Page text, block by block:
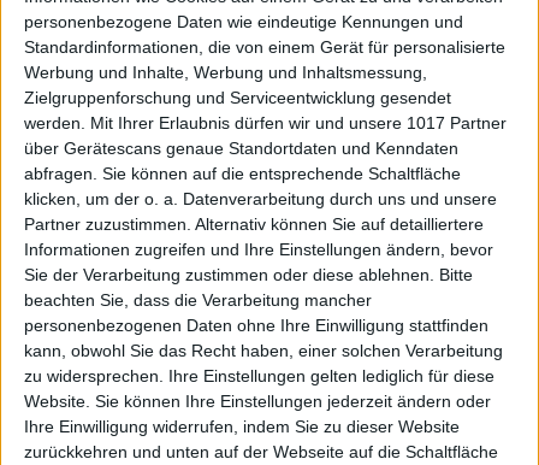
personenbezogene Daten wie eindeutige Kennungen und
Standardinformationen, die von einem Gerät für personalisierte
Werbung und Inhalte, Werbung und Inhaltsmessung,
Zielgruppenforschung und Serviceentwicklung gesendet
werden.
Mit Ihrer Erlaubnis dürfen wir und unsere 1017 Partner
über Gerätescans genaue Standortdaten und Kenndaten
abfragen. Sie können auf die entsprechende Schaltfläche
klicken, um der o. a. Datenverarbeitung durch uns und unsere
Partner zuzustimmen. Alternativ können Sie auf detailliertere
Informationen zugreifen und Ihre Einstellungen ändern, bevor
Sie der Verarbeitung zustimmen oder diese ablehnen.
Bitte
beachten Sie, dass die Verarbeitung mancher
personenbezogenen Daten ohne Ihre Einwilligung stattfinden
kann, obwohl Sie das Recht haben, einer solchen Verarbeitung
zu widersprechen. Ihre Einstellungen gelten lediglich für diese
Website. Sie können Ihre Einstellungen jederzeit ändern oder
Ihre Einwilligung widerrufen, indem Sie zu dieser Website
zurückkehren und unten auf der Webseite auf die Schaltfläche